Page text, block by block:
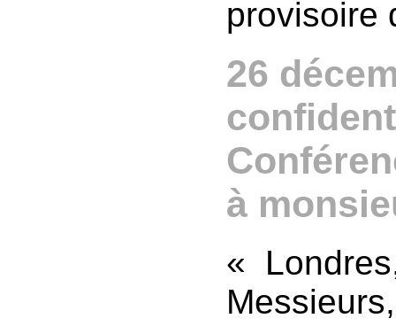
provisoire
26
à
«
Messieurs,